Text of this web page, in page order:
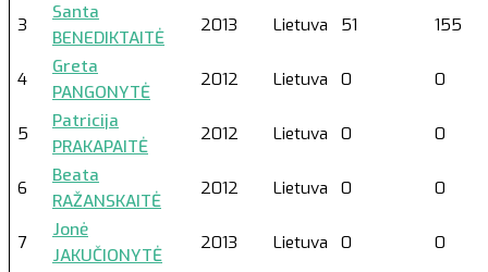
3
Santa
BENEDIKTAITĖ
2013 Lietuva 51 155
4
Greta
PANGONYTĖ
2012 Lietuva 0 0
5
Patricija
PRAKAPAITĖ
2012 Lietuva 0 0
6
Beata
RAŽANSKAITĖ
2012 Lietuva 0 0
7
Jonė
JAKUČIONYTĖ
2013 Lietuva 0 0